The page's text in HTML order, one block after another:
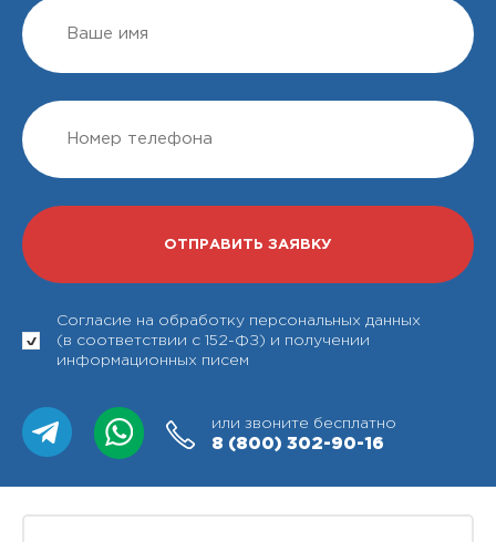
Согласие на обработку персональных данных
(в соответствии с 152-ФЗ) и получении
информационных писем
или звоните бесплатно
8 (800) 302-90-16